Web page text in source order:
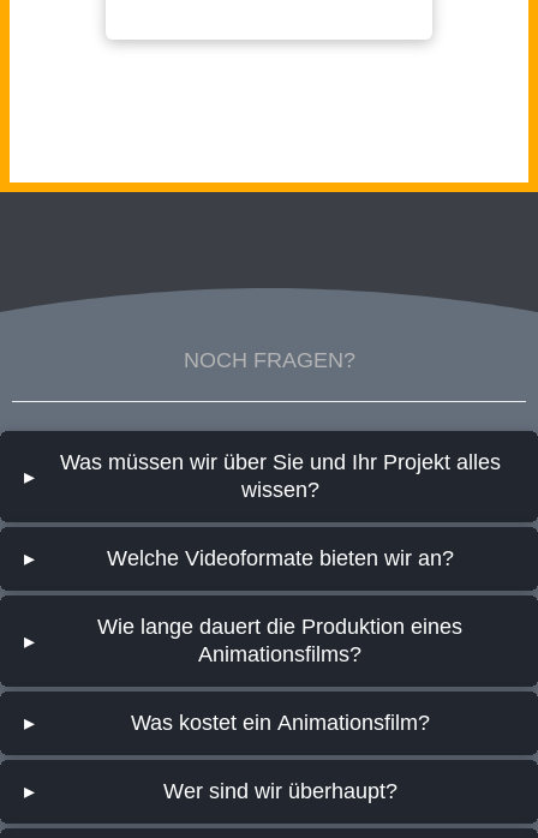
NOCH FRAGEN?
▸
Was müssen wir über Sie und Ihr Projekt alles
wissen?
▸ Welche Videoformate bieten wir an?
▸
Wie lange dauert die Produktion eines
Animationsfilms?
▸ Was kostet ein Animationsfilm?
▸ Wer sind wir überhaupt?